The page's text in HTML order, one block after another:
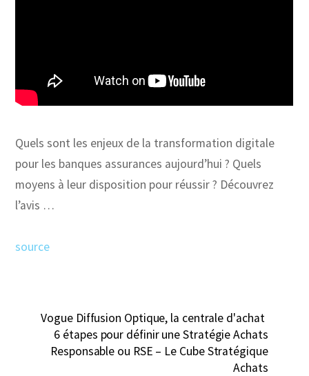
Quels sont les enjeux de la transformation digitale
pour les banques assurances aujourd’hui ? Quels
moyens à leur disposition pour réussir ? Découvrez
l’avis …
source
Vogue Diffusion Optique, la centrale d'achat
6 étapes pour définir une Stratégie Achats
Responsable ou RSE – Le Cube Stratégique
Achats